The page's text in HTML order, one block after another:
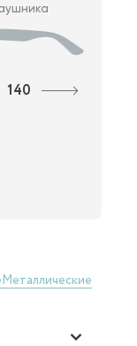
140
Металлические